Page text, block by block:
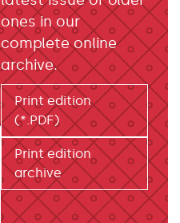
ones in our
complete online
archive.
Print edition
(*.PDF)
Print edition
archive